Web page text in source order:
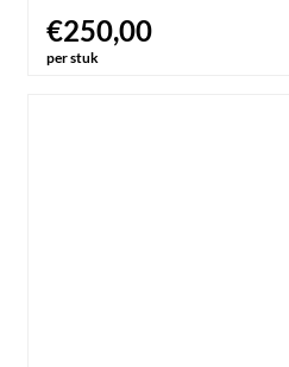
€250,00
per stuk